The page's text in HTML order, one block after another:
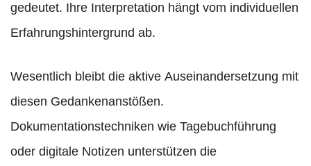
gedeutet. Ihre Interpretation hängt vom individuellen
Erfahrungshintergrund ab.
Wesentlich bleibt die aktive Auseinandersetzung mit
diesen Gedankenanstößen.
Dokumentationstechniken wie Tagebuchführung
oder digitale Notizen unterstützen die